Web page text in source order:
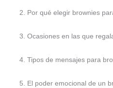
Por qué elegir brownies
Ocasiones en las que
Tipos de mensajes para
El poder emocional de un